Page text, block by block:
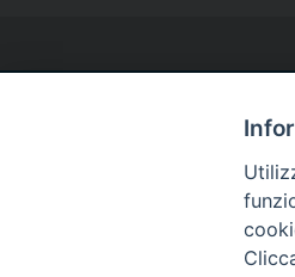
Via del Seminario, 61